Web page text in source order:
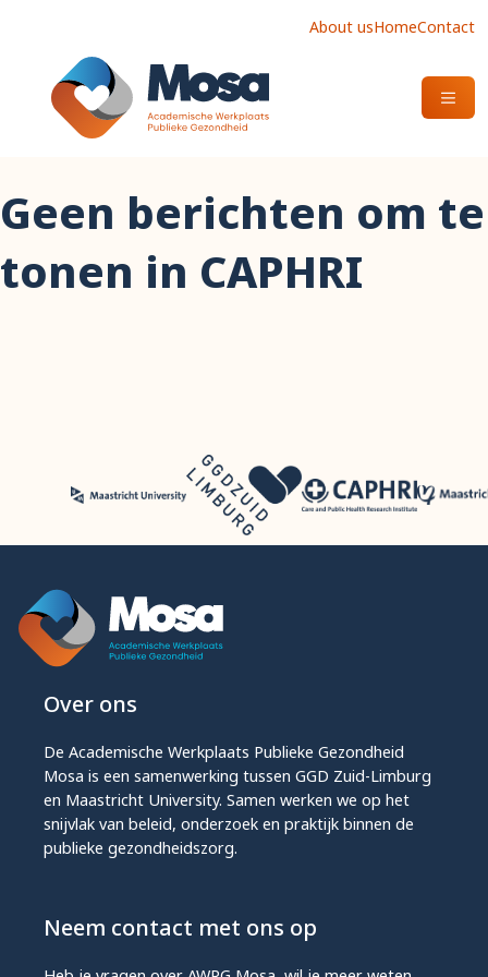
About usHomeContact
OPEN
Geen berichten om te
tonen in CAPHRI
Over ons
De Academische Werkplaats Publieke Gezondheid
Mosa is een samenwerking tussen GGD Zuid-Limburg
en Maastricht University. Samen werken we op het
snijvlak van beleid, onderzoek en praktijk binnen de
publieke gezondheidszorg.
Neem contact met ons op